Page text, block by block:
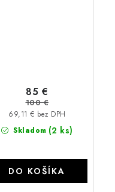
Skladom (2 ks)
69,11 € bez DPH
85 €
100 €
DO KOŠÍKA